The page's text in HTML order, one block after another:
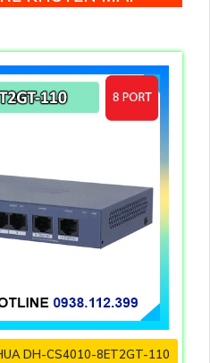
DH-CS4010-8ET2GT-110